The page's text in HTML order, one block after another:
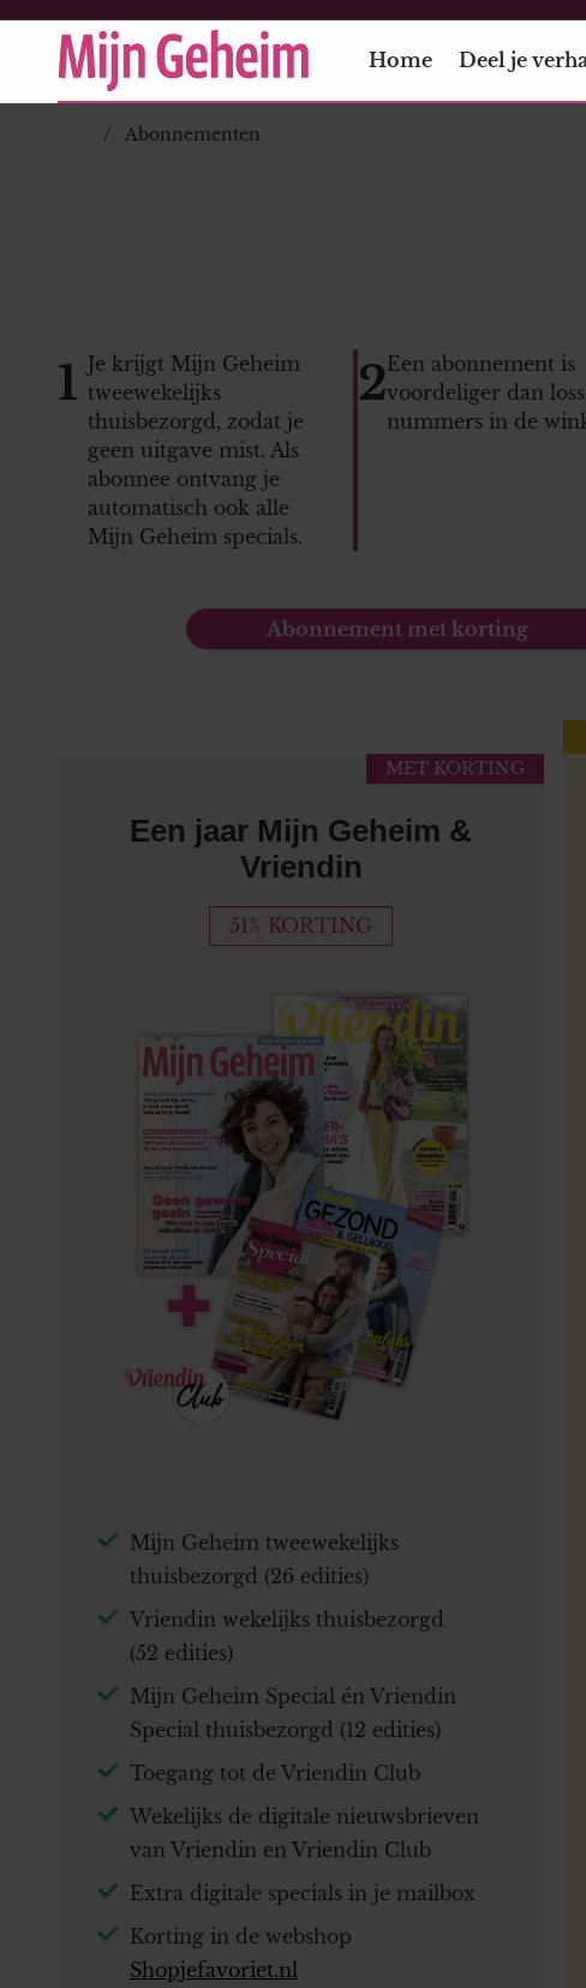
Home Deel je
Abonnementen
1 Je krijgt Mijn Geheim
tweewekelijks
thuisbezorgd, zodat je
geen uitgave mist. Als
abonnee ontvang je
automatisch ook alle
Mijn Geheim specials.
2Een abonnement is
voordeliger dan
nummers in de
Abonnement met korting
MET KORTING
Een jaar Mijn Geheim &
Vriendin
51% KORTING
Mijn Geheim tweewekelijks
thuisbezorgd (26 edities)
Vriendin wekelijks thuisbezorgd
(52 edities)
Mijn Geheim Special én Vriendin
Special thuisbezorgd (12 edities)
Toegang tot de Vriendin Club
Wekelijks de digitale nieuwsbrieven
van Vriendin en Vriendin Club
Extra digitale specials in je mailbox
Korting in de webshop
Shopjefavoriet.nl